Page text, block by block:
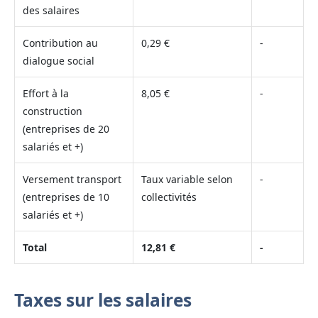
des salaires
Contribution au
dialogue social
0,29 € -
Effort à la
construction
(entreprises de 20
salariés et +)
8,05 € -
Versement transport
(entreprises de 10
salariés et +)
Taux variable selon
collectivités
-
Total 12,81 € -
Taxes sur les salaires